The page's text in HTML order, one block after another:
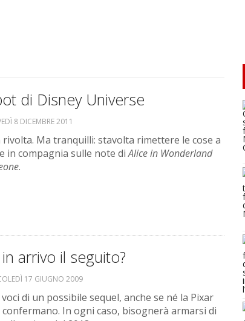
di Disney Universe
8 DICEMBRE 2011
Ma tranquilli: stavolta rimettere le cose a
in compagnia sulle note diAlice in Wonderland
.
arrivo il seguito?
17 GIUGNO 2009
di un possibile sequel, anche se né la Pixar
In ogni caso, bisognerà armarsi di